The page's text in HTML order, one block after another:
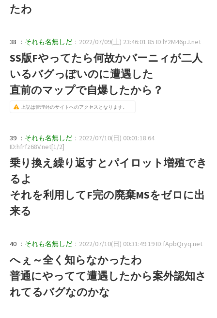
たわ
38 ： それも名無しだ ：2022/07/09(土) 23:46:01.85 ID:lY2M46pJ.net
SS版Fやってたら何故かバーニィが二人
いるバグっぽいのに遭遇した
直前のマップで自爆したから？
上記は管理外のサイトへのアクセスとなります。
39 ： それも名無しだ ：2022/07/10(日) 00:01:18.64
ID:hfrfz68V.net[1/2]
乗り換え繰り返すとパイロット増殖でき
るよ
それを利用してF完の廃棄MSをゼロに出
来る
40 ： それも名無しだ ：2022/07/10(日) 00:31:49.19 ID:fApbQryq.net
へぇ～全く知らなかったわ
普通にやってて遭遇したから案外認知さ
れてるバグなのかな